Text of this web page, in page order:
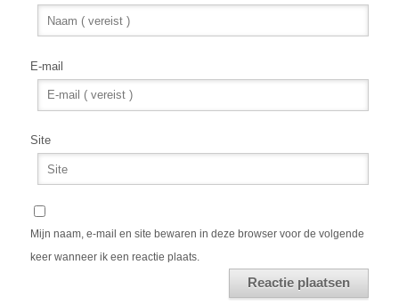
E-mail
Site
Mijn naam, e-mail en site bewaren in deze browser voor de volgende
keer wanneer ik een reactie plaats.